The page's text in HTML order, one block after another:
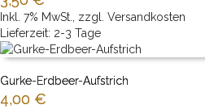
Nicht auf Lager
Inkl. 7% MwSt., zzgl. Versandkosten
Lieferzeit: 2-3 Tage
Gurke-Erdbeer-Aufstrich
4,00 €